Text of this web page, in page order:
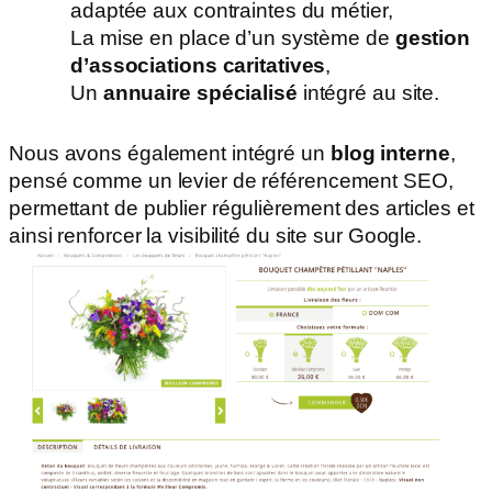
adaptée aux contraintes du métier,
La mise en place d’un système de gestion
d’associations caritatives,
Un annuaire spécialisé intégré au site.
Nous avons également intégré un blog interne,
pensé comme un levier de référencement SEO,
permettant de publier régulièrement des articles et
ainsi renforcer la visibilité du site sur Google.